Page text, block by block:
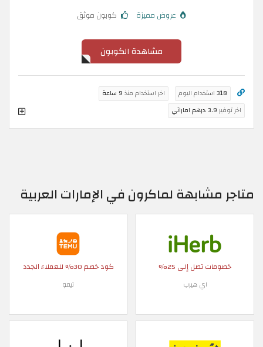
عروض مميزة كوبون موثق
مشاهدة الكوبون
318 استخدام اليوم اخر استخدام منذ 9 ساعة
اخر توفير 3.9 درهم اماراتي
متاجر مشابهة لماكرون في الإمارات العربية
خصومات تصل إلى 25%
اي هيرب
كود خصم 30% للعملاء الجدد
تيمو